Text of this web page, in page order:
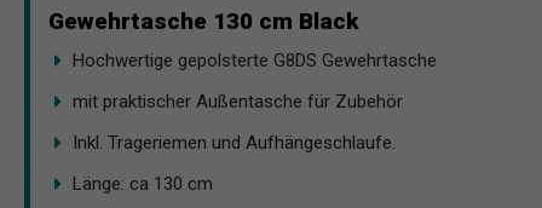
Gewehrtasche 130 cm Black
Hochwertige gepolsterte G8DS Gewehrtasche
mit praktischer Außentasche für Zubehör
Inkl. Trageriemen und Aufhängeschlaufe.
Länge: ca 130 cm